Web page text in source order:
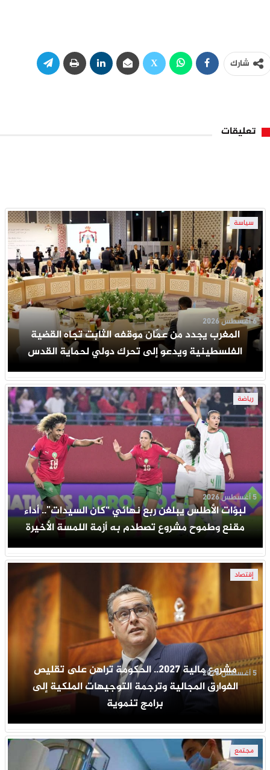
شارك
تعليقات
سياسة
المغرب يجدد من عمّان موقفه الثابت تجاه القضية
الفلسطينية ويدعو إلى تحرك دولي لحماية القدس
6 أغسطس 2026
رياضة
لبؤات الأطلس يبلغن ربع نهائي “كان السيدات”.. أداء
مقنع وطموح مشروع تصطدم به أزمة اللمسة الأخيرة
5 أغسطس 2026
إقتصاد
مشروع مالية 2027.. الحكومة تراهن على تقليص
الفوارق المجالية وترجمة التوجيهات الملكية إلى
برامج تنموية
5 أغسطس 2026
مجتمع